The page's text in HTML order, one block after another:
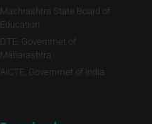
Mashrashtra State Board of
Education
DTE, Governmet of
Maharashtra.
AICTE, Governmet of India